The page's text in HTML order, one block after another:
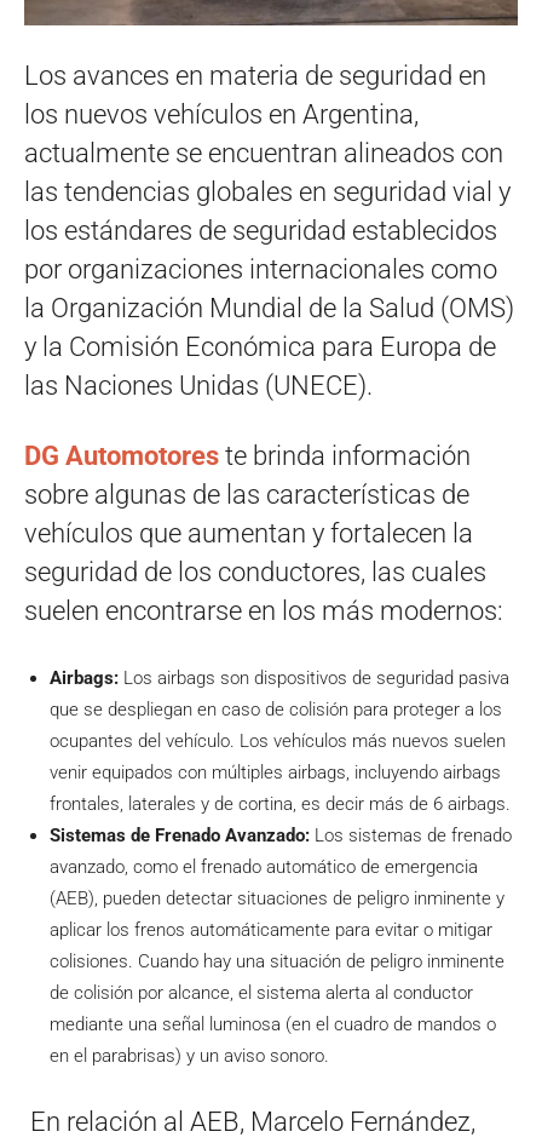
Los avances en materia de seguridad en
los nuevos vehículos en Argentina,
actualmente se encuentran alineados con
las tendencias globales en seguridad vial y
los estándares de seguridad establecidos
por organizaciones internacionales como
la Organización Mundial de la Salud (OMS)
y la Comisión Económica para Europa de
las Naciones Unidas (UNECE).
DG Automotores te brinda información
sobre algunas de las características de
vehículos que aumentan y fortalecen la
seguridad de los conductores, las cuales
suelen encontrarse en los más modernos:
Airbags: Los airbags son dispositivos de seguridad pasiva
que se despliegan en caso de colisión para proteger a los
ocupantes del vehículo. Los vehículos más nuevos suelen
venir equipados con múltiples airbags, incluyendo airbags
frontales, laterales y de cortina, es decir más de 6 airbags.
Sistemas de Frenado Avanzado: Los sistemas de frenado
avanzado, como el frenado automático de emergencia
(AEB), pueden detectar situaciones de peligro inminente y
aplicar los frenos automáticamente para evitar o mitigar
colisiones. Cuando hay una situación de peligro inminente
de colisión por alcance, el sistema alerta al conductor
mediante una señal luminosa (en el cuadro de mandos o
en el parabrisas) y un aviso sonoro.
En relación al AEB, Marcelo Fernández,